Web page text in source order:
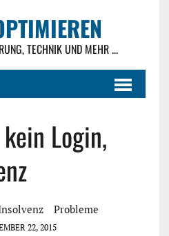
TECHNIK UND MEHR ...
Login,
Probleme
22, 2015